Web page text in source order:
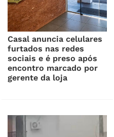
Casal anuncia celulares
furtados nas redes
sociais e é preso após
encontro marcado por
gerente da loja